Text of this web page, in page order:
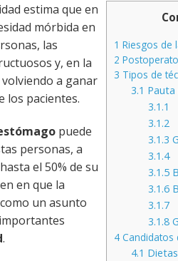
1 Riesgos de
2
3 Tipos de
3.1
3.1.1
3.1.2
3.1.3
3.1.4
3.1.5
3.1.6
3.1.7
3.1.8
4 Candidatos
4.1
estima que en
mórbida en
las
y, en la
a ganar
los pacientes.
puede
personas, a
el 50% de su
en que la
un asunto
.